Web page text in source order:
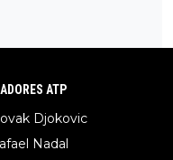
ATP
Djokovic
Nadal